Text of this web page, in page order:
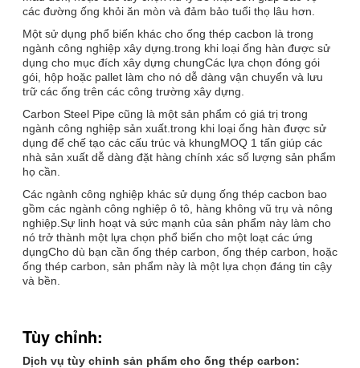
các đường ống khỏi ăn mòn và đảm bảo tuổi thọ lâu hơn.
Một sử dụng phổ biến khác cho ống thép cacbon là trong
ngành công nghiệp xây dựng.trong khi loại ống hàn được sử
dụng cho mục đích xây dựng chungCác lựa chọn đóng gói
gói, hộp hoặc pallet làm cho nó dễ dàng vận chuyển và lưu
trữ các ống trên các công trường xây dựng.
Carbon Steel Pipe cũng là một sản phẩm có giá trị trong
ngành công nghiệp sản xuất.trong khi loại ống hàn được sử
dụng để chế tạo các cấu trúc và khungMOQ 1 tấn giúp các
nhà sản xuất dễ dàng đặt hàng chính xác số lượng sản phẩm
họ cần.
Các ngành công nghiệp khác sử dụng ống thép cacbon bao
gồm các ngành công nghiệp ô tô, hàng không vũ trụ và nông
nghiệp.Sự linh hoạt và sức mạnh của sản phẩm này làm cho
nó trở thành một lựa chọn phổ biến cho một loạt các ứng
dụngCho dù bạn cần ống thép carbon, ống thép carbon, hoặc
ống thép carbon, sản phẩm này là một lựa chọn đáng tin cậy
và bền.
Tùy chỉnh:
Dịch vụ tùy chỉnh sản phẩm cho ống thép carbon: